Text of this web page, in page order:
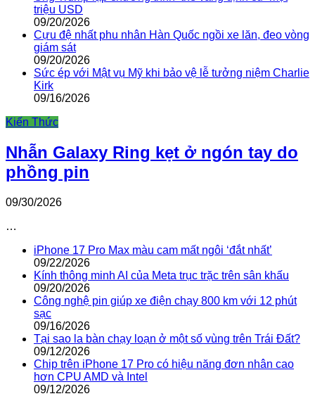
triệu USD
09/20/2026
Cựu đệ nhất phu nhân Hàn Quốc ngồi xe lăn, đeo vòng
giám sát
09/20/2026
Sức ép với Mật vụ Mỹ khi bảo vệ lễ tưởng niệm Charlie
Kirk
09/16/2026
Kiến Thức
Nhẫn Galaxy Ring kẹt ở ngón tay do
phồng pin
09/30/2026
…
iPhone 17 Pro Max màu cam mất ngôi ‘đắt nhất’
09/22/2026
Kính thông minh AI của Meta trục trặc trên sân khấu
09/20/2026
Công nghệ pin giúp xe điện chạy 800 km với 12 phút
sạc
09/16/2026
Tại sao la bàn chạy loạn ở một số vùng trên Trái Đất?
09/12/2026
Chip trên iPhone 17 Pro có hiệu năng đơn nhân cao
hơn CPU AMD và Intel
09/12/2026